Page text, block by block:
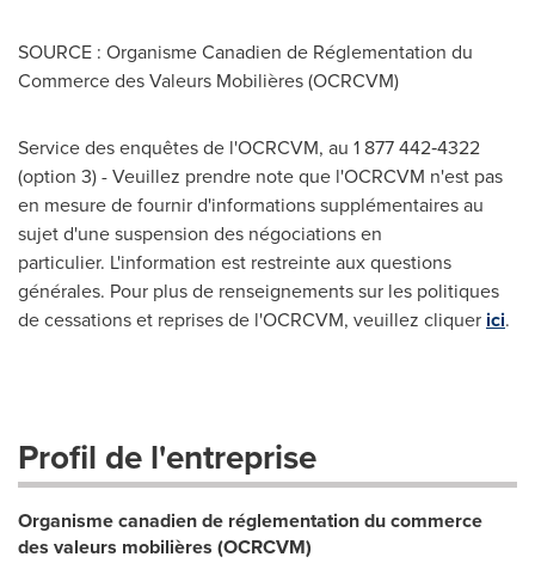
SOURCE : Organisme Canadien de Réglementation du
Commerce des Valeurs Mobilières (OCRCVM)
Service des enquêtes de l'OCRCVM, au 1 877 442‑4322
(option 3) - Veuillez prendre note que l'OCRCVM n'est pas
en mesure de fournir d'informations supplémentaires au
sujet d'une suspension des négociations en
particulier. L'information est restreinte aux questions
générales. Pour plus de renseignements sur les politiques
de cessations et reprises de l'OCRCVM, veuillez cliquer ici.
Profil de l'entreprise
Organisme canadien de réglementation du commerce
des valeurs mobilières (OCRCVM)